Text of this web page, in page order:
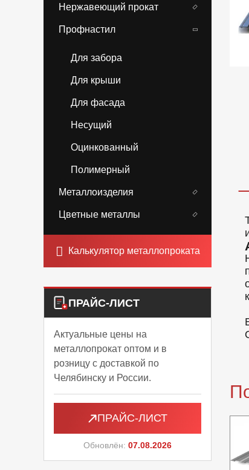
Нержавеющий прокат
Профнастил
Для забора
Для крыши
Для фасада
Несущий
Оцинкованный
Полимерный
Металлоизделия
Цветные металлы
Калькулятор металлопроката
ПРАЙС-ЛИСТ
Актуальные цены на
металлопрокат оптом и в
розницу с доставкой по
Челябинску и России.
ПРАЙС-ЛИСТ
Обновлён: 07.08.2026